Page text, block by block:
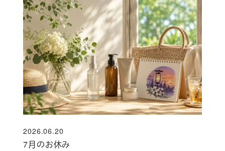
7月のお休み
投稿日
2026.06.20